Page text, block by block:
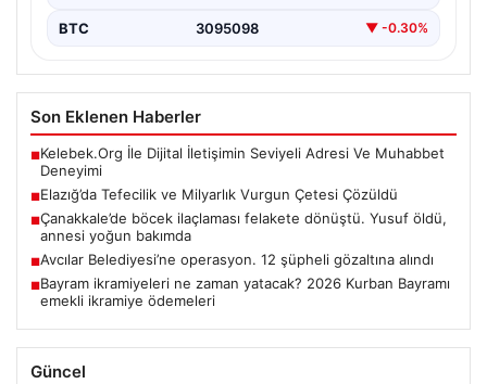
BTC 3095098 ▼ -0.30%
Son Eklenen Haberler
■Kelebek.Org İle Dijital İletişimin Seviyeli Adresi Ve Muhabbet
Deneyimi
■Elazığ’da Tefecilik ve Milyarlık Vurgun Çetesi Çözüldü
■Çanakkale’de böcek ilaçlaması felakete dönüştü. Yusuf öldü,
annesi yoğun bakımda
■Avcılar Belediyesi’ne operasyon. 12 şüpheli gözaltına alındı
■Bayram ikramiyeleri ne zaman yatacak? 2026 Kurban Bayramı
emekli ikramiye ödemeleri
Güncel